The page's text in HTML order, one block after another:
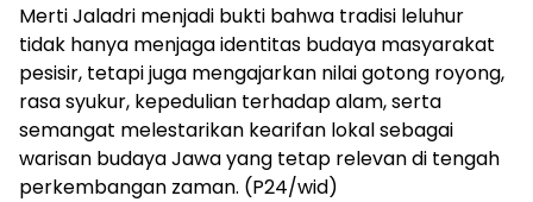
Merti Jaladri menjadi bukti bahwa tradisi leluhur
tidak hanya menjaga identitas budaya masyarakat
pesisir, tetapi juga mengajarkan nilai gotong royong,
rasa syukur, kepedulian terhadap alam, serta
semangat melestarikan kearifan lokal sebagai
warisan budaya Jawa yang tetap relevan di tengah
perkembangan zaman. (P24/wid)